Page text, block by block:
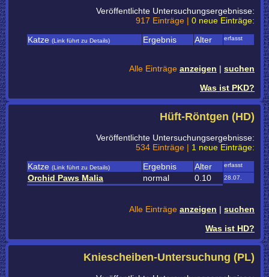
Veröffentlichte Untersuchungsergebnisse:
917 Einträge | 0 neue Einträge:
Katze (Link führt zu Details) Ergebnis Alter erfasst
Alle Einträge anzeigen | suchen
Was ist PKD?
Hüft-Röntgen (HD)
Veröffentlichte Untersuchungsergebnisse:
534 Einträge | 1 neue Einträge:
Katze (Link führt zu Details) Ergebnis Alter erfasst
Orchid Paws Malia normal 0.10 28.07.
Alle Einträge anzeigen | suchen
Was ist HD?
Kniescheiben-Untersuchung (PL)